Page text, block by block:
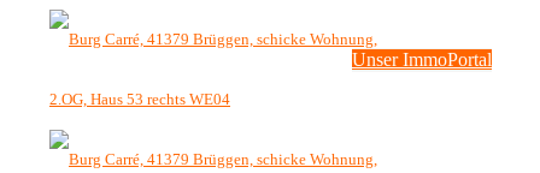
Unser ImmoPortal